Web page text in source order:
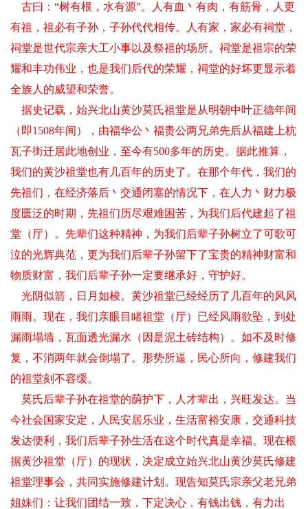
古曰：“树有根，水有源”。人有血丶有肉，有筋骨，人更
有祖，祖必有子孙，子孙代代相传。人有家，家必有祠堂，
祠堂是世代宗亲大工小事以及祭祖的场所。祠堂是祖宗的荣
耀和丰功伟业，也是我们后代的荣耀，祠堂的好坏更显示着
全族人的威望和荣誉。
据史记载，始兴北山黄沙莫氏祖堂是从明朝中叶正德年间
（即1508年间），由福华公丶福贵公两兄弟先后从福建上杭
瓦子街迁居此地创业，至今有500多年的历史。据此推算，
我们的黄沙祖堂也有几百年的历史了。在那个年代，我们的
先祖们，在经济落后丶交通闭塞的情况下，在人力丶财力极
度匮泛的时期，先祖们历尽艰难困苦，为我们后代建起了祖
堂（厅）。先辈们这种精神，为我们后辈子孙树立了可歌可
泣的光辉典范，更为我们后辈子孙留下了宝贵的精神财富和
物质财富，我们后辈子孙一定要继承好，守护好。
光阴似箭，日月如梭。黄沙祖堂已经经历了几百年的风风
雨雨。现在，我们亲眼目睹祖堂（厅）已经风雨欲坠，到处
漏雨塌墙，瓦面透光漏水（因是泥土砖结构）。如不及时修
复，不消两年就会倒塌了。形势所逼，民心所向，修建我们
的祖堂刻不容缓。
莫氏后辈子孙在祖堂的荫护下，人才辈出，兴旺发达。当
今社会国家安定，人民安居乐业，生活富裕安康，交通科技
发达便利，我们后辈子孙生活在这个时代真是幸福。现在根
据黄沙祖堂（厅）的现状，决定成立始兴北山黄沙莫氏修建
祖堂理事会，共同实施修建计划。现告知莫氏宗亲父老兄弟
姐妹们：让我们团结一致，下定决心，有钱出钱，有力出